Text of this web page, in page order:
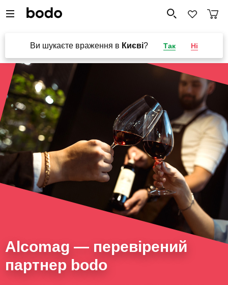
Ви шукаєте враження в Києві? Так Ні
Alcomag — перевірений
партнер bodo